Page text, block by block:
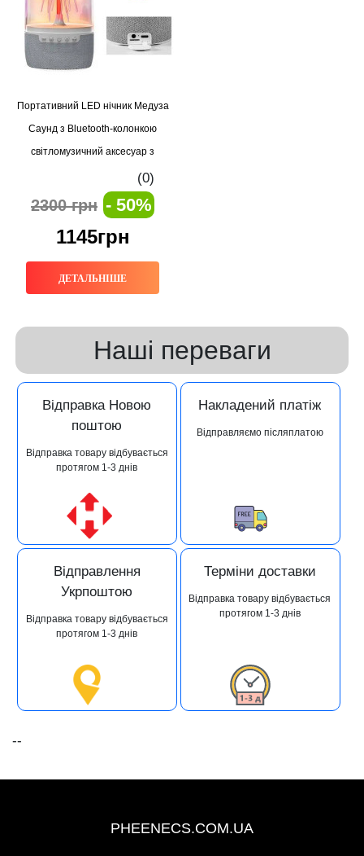
Портативний LED нічник Медуза
Саунд з Bluetooth-колонкою
світломузичний аксесуар з
ефектом живого сяйва(0)
2300 грн - 50%
1145грн
ДЕТАЛЬНІШЕ
Наші переваги
Відправка Новою
поштою
Відправка товару відбувається
протягом 1-3 днів
Накладений платіж
Відправляємо післяплатою
Відправлення
Укрпоштою
Відправка товару відбувається
протягом 1-3 днів
Терміни доставки
Відправка товару відбувається
протягом 1-3 днів
--
PHEENECS.COM.UA